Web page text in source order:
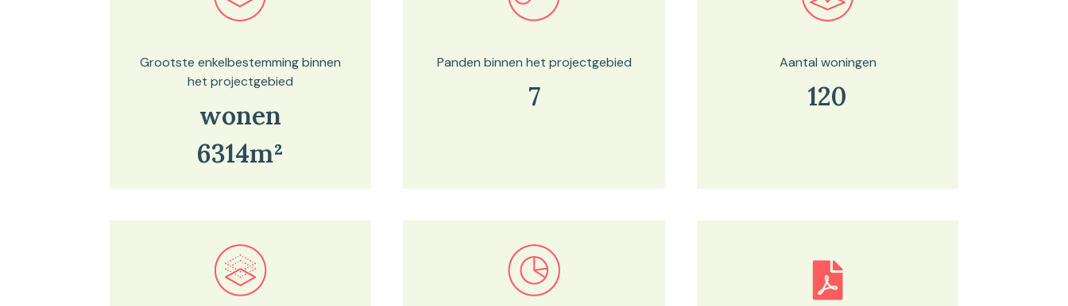
Bekijk in onze kaartviewer
Grootste enkelbestemming binnen
het projectgebied
wonen
6314m²
Bekijk in onze kaartviewer
Panden binnen het projectgebied
7
Bekijk in onze kaartviewer
Aantal woningen
120
Bekijk in onze kaartviewer Bekijk in onze kaartviewer